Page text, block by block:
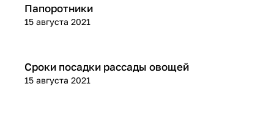
Обзоры растений
15 августа 2021
Папоротники
Рассада
15 августа 2021
Сроки посадки рассады овощей